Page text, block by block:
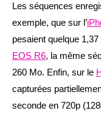
Les séquences
exemple, que sur l’
pesaient quelque
EOS R6, la même
260 Mo. Enfin, sur le
capturées
seconde en 720p